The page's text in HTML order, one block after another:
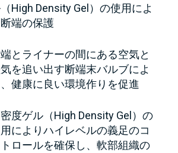
High Density Gel）の使用によ
端の保護
とライナーの間にある空気と
を追い出す断端末バルブによ
、健康に良い環境作りを促進
度ゲル（High Density Gel）の
によりハイレベルの義足のコ
ロールを確保し、軟部組織の